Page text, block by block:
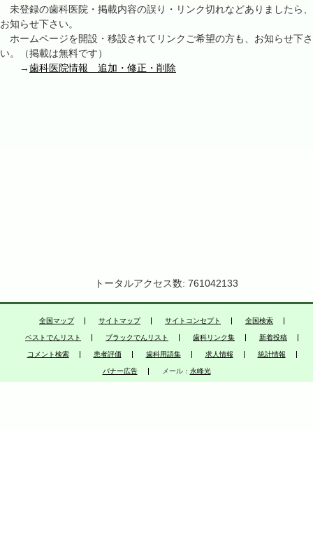
未登録の歯科医院・掲載内容の誤り・リンク切れなどありましたら、
お知らせ下さい。
ホームページを開設・移設されてリンクご希望の方も、お知らせ下さ
い。（掲載は無料です）
→歯科医院情報 追加・修正・削除
トータルアクセス数: 761042133
全国マップ サイトマップ サイトコンセプト 全国検索
ベストでんリスト ブラックでんリスト 歯科リンク集 新着投稿
コメント検索 患者評価 歯科用語集 求人情報 統計情報
バナー広告 メール： 永峰光